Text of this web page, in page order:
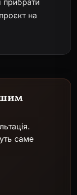
прибрати
на
саме